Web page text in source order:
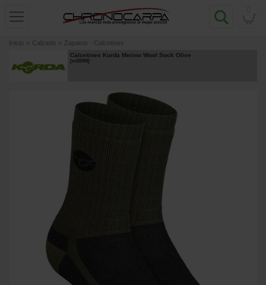
Inicio » Calzado » Zapatos - Calcetines
Calcetines Korda Merino Wool Sock Olive
m33399]